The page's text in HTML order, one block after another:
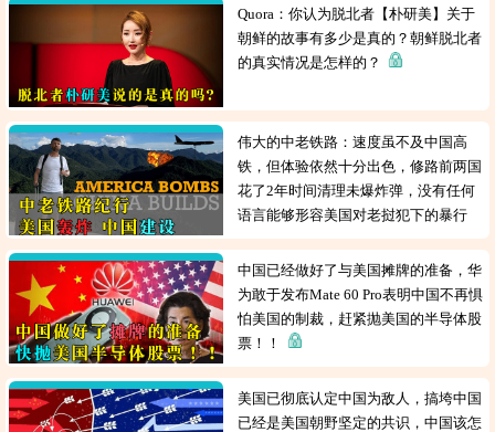
Quora：你认为脱北者【朴研美】关于
朝鲜的故事有多少是真的？朝鲜脱北者
的真实情况是怎样的？
伟大的中老铁路：速度虽不及中国高
铁，但体验依然十分出色，修路前两国
花了2年时间清理未爆炸弹，没有任何
语言能够形容美国对老挝犯下的暴行
中国已经做好了与美国摊牌的准备，华
为敢于发布Mate 60 Pro表明中国不再惧
怕美国的制裁，赶紧抛美国的半导体股
票！！
美国已彻底认定中国为敌人，搞垮中国
已经是美国朝野坚定的共识，中国该怎